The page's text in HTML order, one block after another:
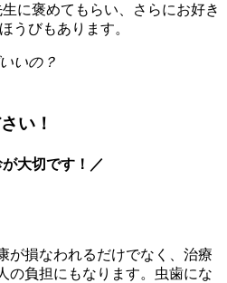
に褒めてもらい、さらにお好き
うびもあります。
いの？
い！
大切です！／
が損なわれるだけでなく、治療
の負担にもなります。虫歯にな